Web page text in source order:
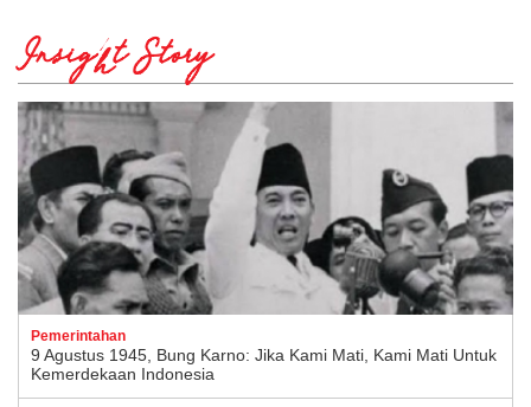
Insight Story
Pemerintahan
9 Agustus 1945, Bung Karno: Jika Kami Mati, Kami Mati Untuk
Kemerdekaan Indonesia